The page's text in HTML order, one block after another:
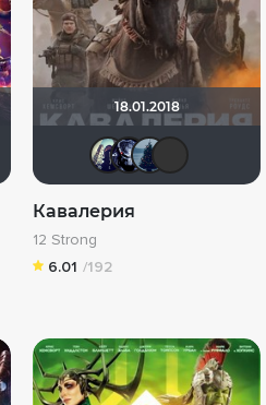
Виктория555
18.01.2018
Кавалерия
12 Strong
6.01 /192